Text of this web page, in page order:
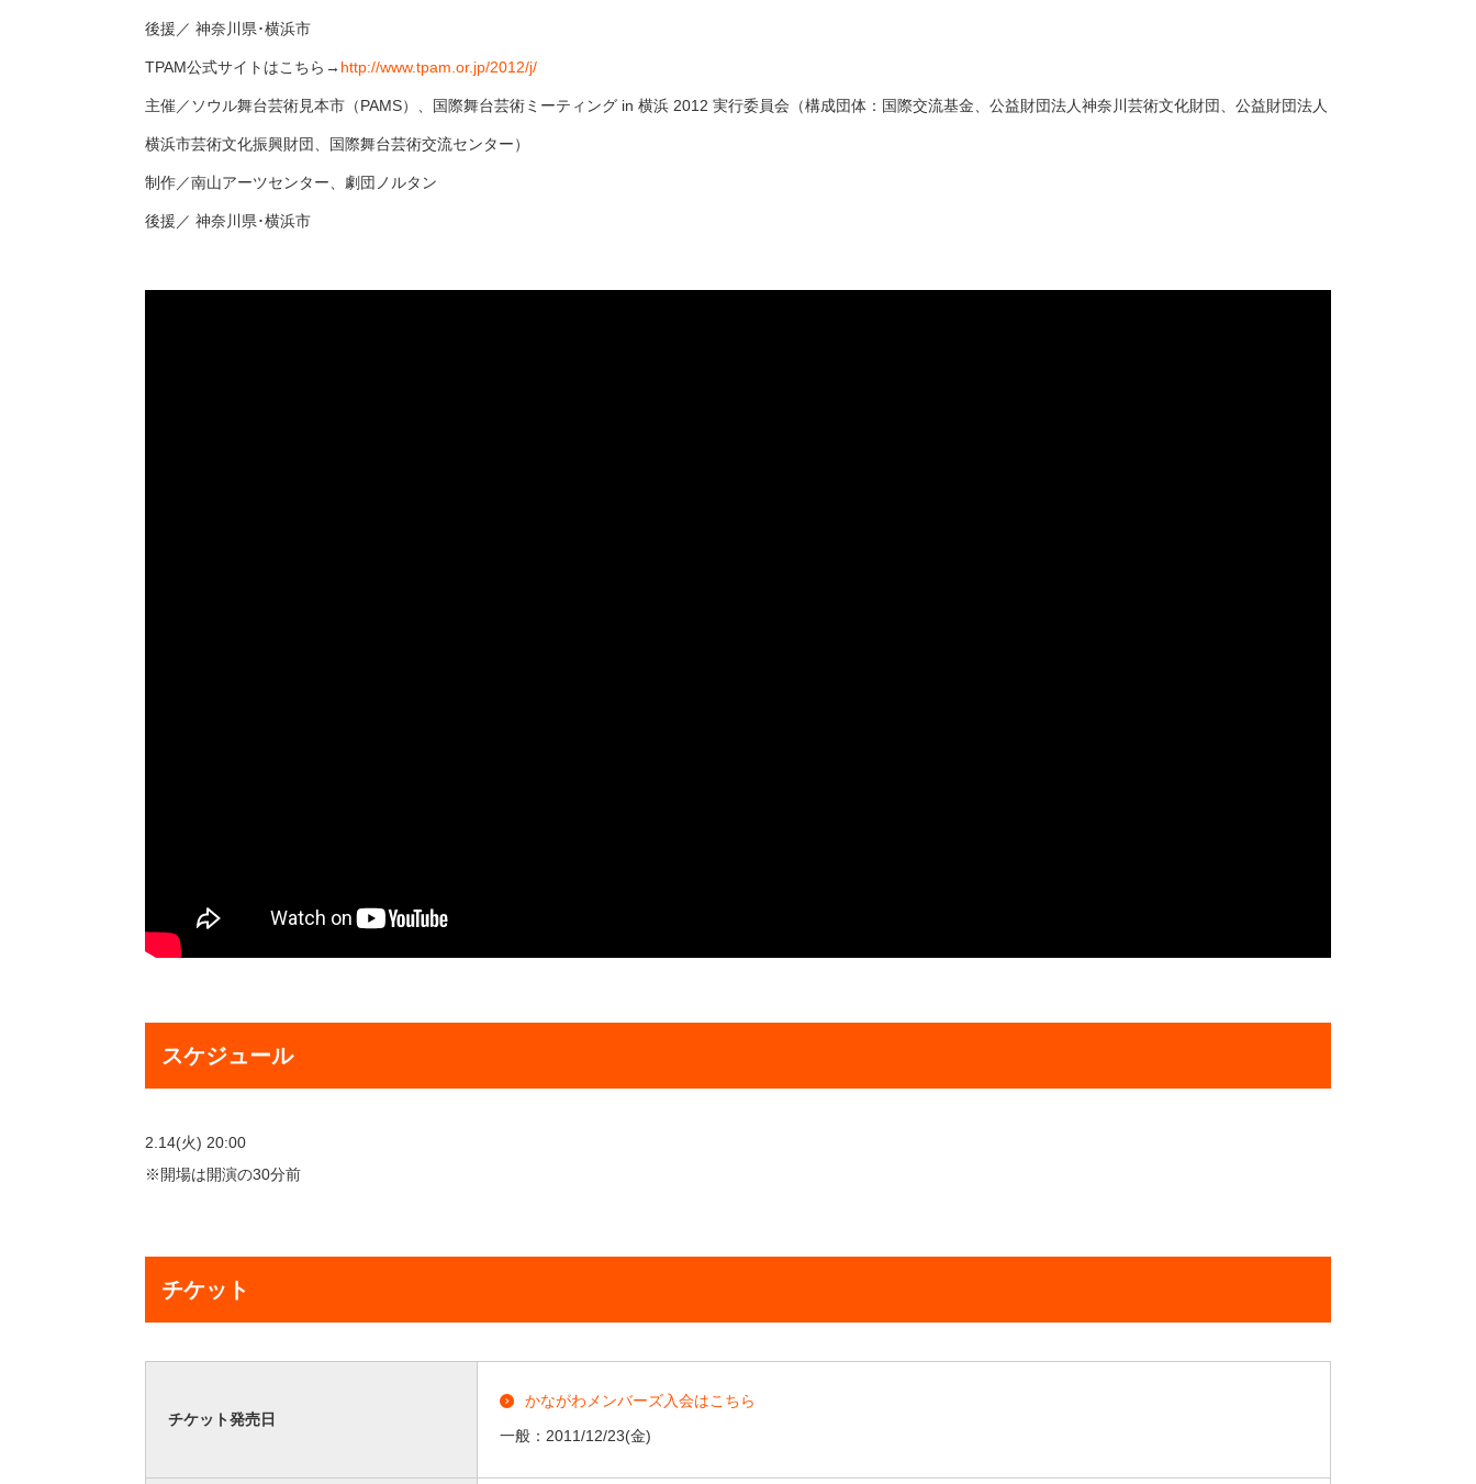
後援／ 神奈川県･横浜市
TPAM公式サイトはこちら→ http://www.tpam.or.jp/2012/j/
主催／ソウル舞台芸術見本市（PAMS）、国際舞台芸術ミーティング in 横浜 2012 実行委員会（構成団体：国際交流基金、公益財団法人神奈川芸術文化財団、公益財団法人
横浜市芸術文化振興財団、国際舞台芸術交流センター）
制作／南山アーツセンター、劇団ノルタン
後援／ 神奈川県･横浜市
スケジュール
2.14(火) 20:00
※開場は開演の30分前
チケット
チケット発売日
かながわメンバーズ入会はこちら
一般： 2011/12/23(金)